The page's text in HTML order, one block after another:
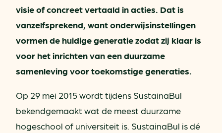
visie of concreet vertaald in acties. Dat is
vanzelfsprekend, want onderwijsinstellingen
vormen de huidige generatie zodat zij klaar is
voor het inrichten van een duurzame
samenleving voor toekomstige generaties.
Op 29 mei 2015 wordt tijdens SustainaBul
bekendgemaakt wat de meest duurzame
hogeschool of universiteit is. SustainaBul is dé